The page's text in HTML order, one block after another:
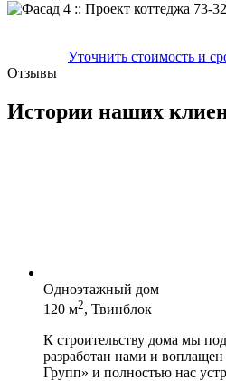
Уточнить стоимость и
Отзывы
Истории наших
Одноэтажный дом
120 м2, Твинблок
К строительству дома мы
разработан нами и
Групп» и полностью нас